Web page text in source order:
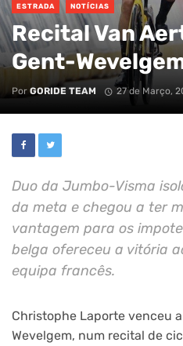
ESTRADA NOTÍCIAS
Recital Van
Gent-
Por GORIDE TEAM 27 de Março,
Duo da Jumbo-Visma
da meta e chegou a ter
vantagem para os
belga ofereceu a vitória
equipa francês.
Christophe Laporte venceu
Wevelgem, num recital de